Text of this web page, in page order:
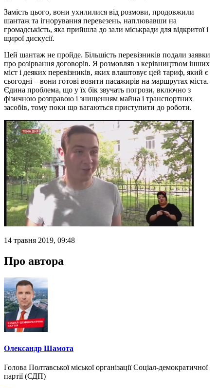
Замість цього, вони ухилилися від розмови, продовжили
шантаж та ігнорування перевезень, наплювавши на
громадськість, яка прийшла до зали міськради для відкритої і
щирої дискусії.
Цей шантаж не пройде. Більшість перевізників подали заявки
про розірвання договорів. Я розмовляв з керівництвом інших
міст і деяких перевізників, яких влаштовує цей тариф, який є
сьогодні – вони готові возити пасажирів на маршрутах міста.
Єдина проблема, що у їх бік звучать погрози, включно з
фізичною розправою і знищенням майна і транспортних
засобів, тому поки що вагаються приступити до роботи.
14 травня 2019, 09:48
Про автора
Олександр Шамота
Голова Полтавської міської організації Соціал-демократичної
партії (СДП)